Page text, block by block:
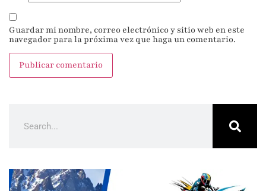
Guardar mi nombre, correo electrónico y sitio web en este
navegador para la próxima vez que haga un comentario.